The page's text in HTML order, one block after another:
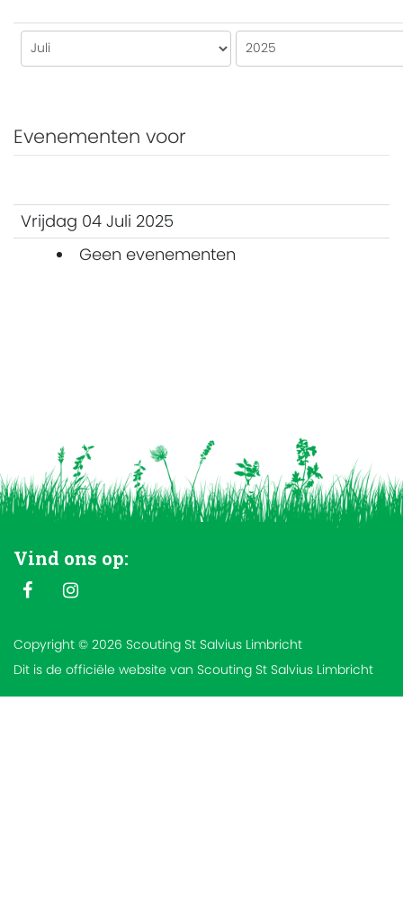
Evenementen voor
Vrijdag 04 Juli 2025
Geen evenementen
Vind ons op:
Copyright © 2026 Scouting St Salvius Limbricht
Dit is de officiële website van Scouting St Salvius Limbricht